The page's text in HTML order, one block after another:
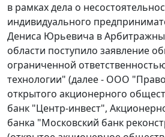
в рамках дела о
индивидуального
Дениса Юрьевича в
области поступило заявление
ограниченной
технологии" (далее - ООО
открытого акционерного
банк "Центр-инвест",
банка "Московский банк